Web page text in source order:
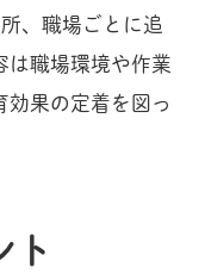
、職場ごとに追
は職場環境や作業
効果の定着を図っ
ト